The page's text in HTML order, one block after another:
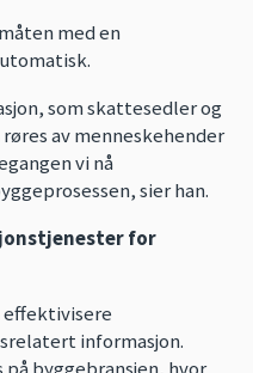
med en
som skattesedler og
av menneskehender
vi nå
sier han.
for
effektivisere
informasjon.